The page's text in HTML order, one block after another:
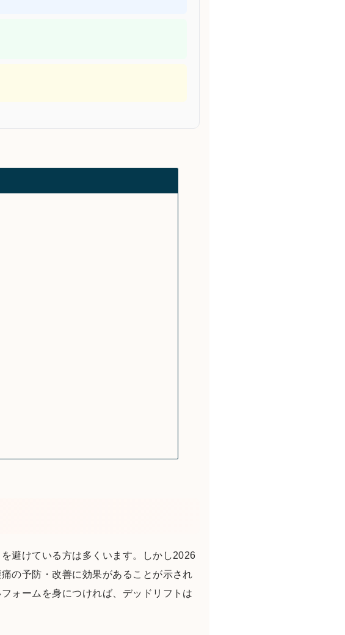
避けている方は多くいます。しかし2026
の予防・改善に効果があることが示され
ォームを身につければ、デッドリフトは